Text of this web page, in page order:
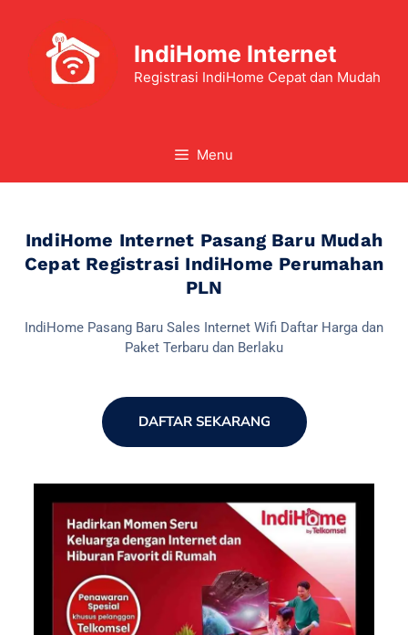
IndiHome Internet
Registrasi IndiHome Cepat dan Mudah
Menu
IndiHome Internet Pasang Baru Mudah
Cepat Registrasi IndiHome Perumahan
PLN
IndiHome Pasang Baru Sales Internet Wifi Daftar Harga dan
Paket Terbaru dan Berlaku
DAFTAR SEKARANG